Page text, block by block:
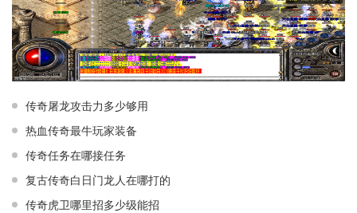
传奇屠龙攻击力多少够用
热血传奇最牛玩家装备
传奇任务在哪接任务
复古传奇白日门龙人在哪打的
传奇虎卫哪里招多少级能招